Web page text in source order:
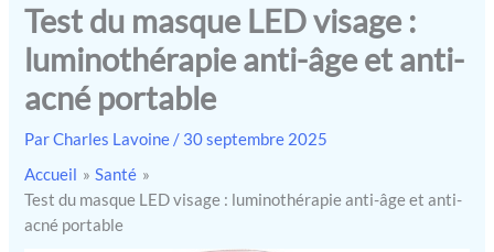
Test du masque LED visage :
luminothérapie anti-âge et anti-
acné portable
ParCharles Lavoine / 30 septembre 2025
Accueil
Santé
Test du masque LED visage : luminothérapie anti-âge et anti-
acné portable